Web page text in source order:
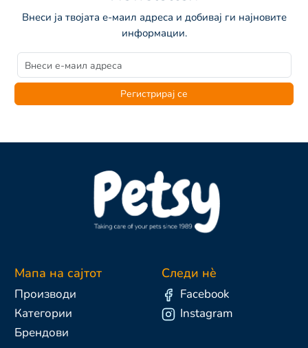
Внеси ја твојата е-маил адреса и добивај ги најновите
информации.
Регистрирај се
Мапа на сајтот
Производи
Категории
Брендови
Следи нè
Facebook
Instagram